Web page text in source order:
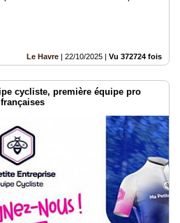
Le Havre | 22/10/2025 | Vu 372724 fois
cycliste, première équipe pro